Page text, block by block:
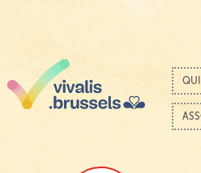
Menu